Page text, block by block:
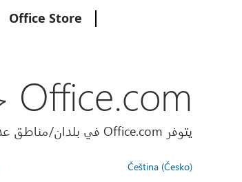
Office Store
Office.com حول العالم
يتوفر Office.com في بلدان/مناطق عدة. اختر تفضيلات اللغة أدناه.
Čeština (Česko)